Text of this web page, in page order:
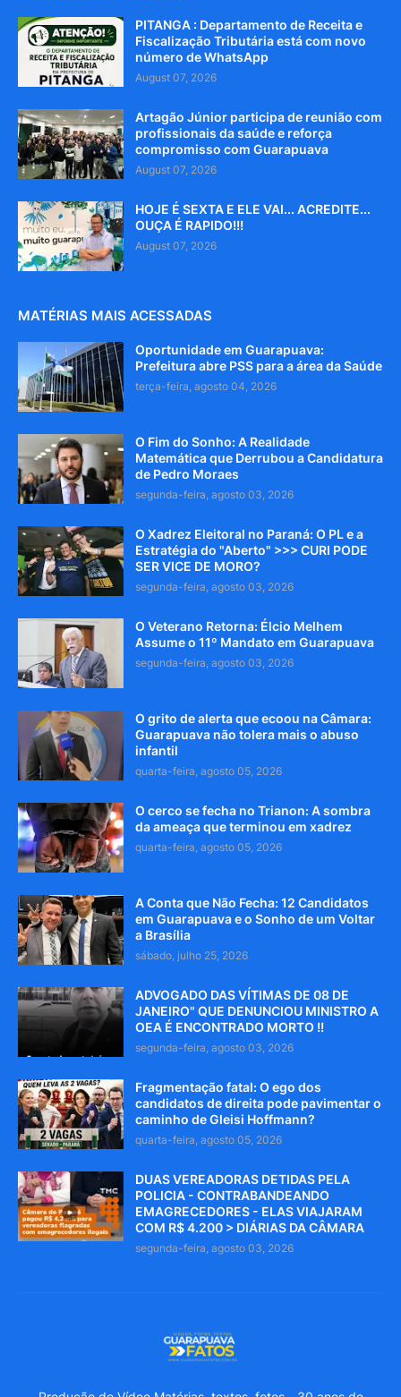
PITANGA : Departamento de Receita e
Fiscalização Tributária está com novo
número de WhatsApp
August 07, 2026
Artagão Júnior participa de reunião com
profissionais da saúde e reforça
compromisso com Guarapuava
August 07, 2026
HOJE É SEXTA E ELE VAI... ACREDITE...
OUÇA É RAPIDO!!!
August 07, 2026
MATÉRIAS MAIS ACESSADAS
Oportunidade em Guarapuava:
Prefeitura abre PSS para a área da Saúde
terça-feira, agosto 04, 2026
O Fim do Sonho: A Realidade
Matemática que Derrubou a Candidatura
de Pedro Moraes
segunda-feira, agosto 03, 2026
O Xadrez Eleitoral no Paraná: O PL e a
Estratégia do "Aberto" >>> CURI PODE
SER VICE DE MORO?
segunda-feira, agosto 03, 2026
O Veterano Retorna: Élcio Melhem
Assume o 11º Mandato em Guarapuava
segunda-feira, agosto 03, 2026
O grito de alerta que ecoou na Câmara:
Guarapuava não tolera mais o abuso
infantil
quarta-feira, agosto 05, 2026
O cerco se fecha no Trianon: A sombra
da ameaça que terminou em xadrez
quarta-feira, agosto 05, 2026
A Conta que Não Fecha: 12 Candidatos
em Guarapuava e o Sonho de um Voltar
a Brasília
sábado, julho 25, 2026
ADVOGADO DAS VÍTIMAS DE 08 DE
JANEIRO" QUE DENUNCIOU MINISTRO A
OEA É ENCONTRADO MORTO !!
segunda-feira, agosto 03, 2026
Fragmentação fatal: O ego dos
candidatos de direita pode pavimentar o
caminho de Gleisi Hoffmann?
quarta-feira, agosto 05, 2026
DUAS VEREADORAS DETIDAS PELA
POLICIA - CONTRABANDEANDO
EMAGRECEDORES - ELAS VIAJARAM
COM R$ 4.200 > DIÁRIAS DA CÂMARA
segunda-feira, agosto 03, 2026